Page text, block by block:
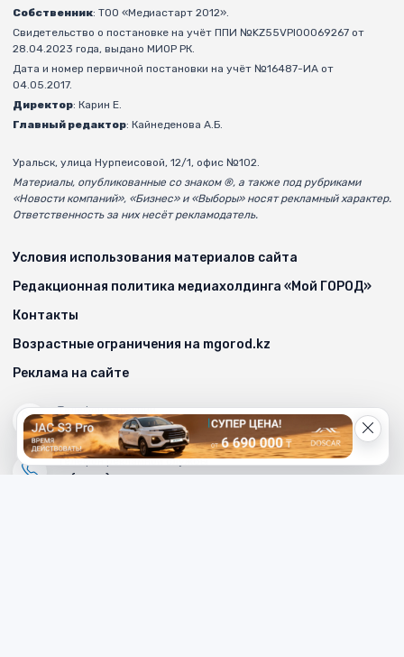
Собственник: ТОО «Медиастарт 2012».
Свидетельство о постановке на учёт ППИ №KZ55VPI00069267 от
28.04.2023 года, выдано МИОР РК.
Дата и номер первичной постановки на учёт №16487-ИА от
04.05.2017.
Директор: Карин Е.
Главный редактор: Кайнеденова А.Б.
Уральск, улица Нурпеисовой, 12/1, офис №102.
Материалы, опубликованные со знаком ®, а также под рубриками
«Новости компаний», «Бизнес» и «Выборы» носят рекламный характер.
Ответственность за них несёт рекламодатель.
Условия использования материалов сайта
Редакционная политика медиахолдинга «Мой ГОРОД»
Контакты
Возрастные ограничения на mgorod.kz
Реклама на сайте
Телефон редакции
8 (7112) 513-997
Телефон рекламной службы
8 (7112) 513-998